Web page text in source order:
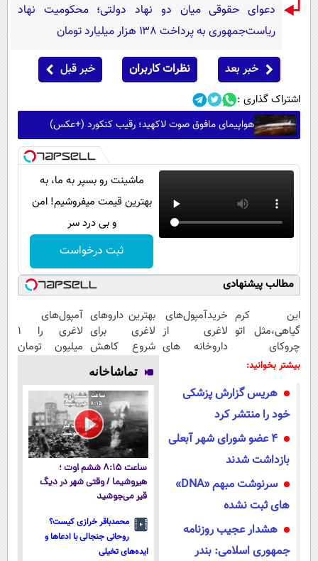
دعوای حقوقی میان دو نهاد دولتی؛ محکومیت نهاد
ریاست‌جمهوری به پرداخت ۱۳۸ هزار میلیارد تومان
خبر بعد نظرات کاربران خبر قبل
اشتراک گذاری :
هواپیمای مافوق صوت لاکهید؛ رقیب کنکورد (+عکس)
ماشینت رو بسپر به ما، به
بهترین قیمت میفروشیم! امن
و بی درد سر
ثبت درخواست
مطالب پیشنهادی
این کرم
گیاهی،مثل اتو
چروکای
پوستتوصاف
خریدآمپول‌های
لاغری از
داروخانه های
پک یخ!
بهترین داروهای
لاغری برای
شروع کاهش
وزن، ارسال از
داروخانه های
نزدیکت!
آمپول‌های
لاغری را ۱
میلیون تومان
بیشتر بخوانید:
هریس گزارش پزشکی
خود را منتشر کرد
۴ عضو شورای شهر آبعلی
بازداشت شدند
سرنوشت مبهم «DNA»
های ثبت نشده
هشدار عجیب روزنامه
جمهوری اسلامی: بندر
تماشاخانه
ساعت ۸:۱۵ ششم اوت ؛
هیروشیما / وقتی شهر در دیگ
قیر می‌جوشید
محمدباقر خرازی کیست؟
روحانی جنجالی با ادعاها و
ایده‌های تخیلی